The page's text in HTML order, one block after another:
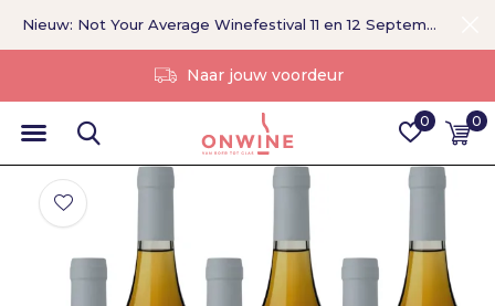
0 0
Zonder tussenpersoon
Nieuw: Not Your Average Winefestival 11 en 12 September >